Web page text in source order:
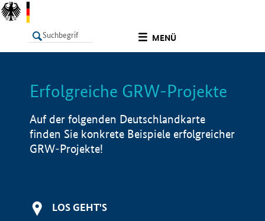
MENÜ
LISTE Info
Erfolgreiche GRW-Projekte
Auf der folgenden Deutschlandkarte
finden Sie konkrete Beispiele erfolgreicher
GRW-Projekte!
LOS GEHT'S